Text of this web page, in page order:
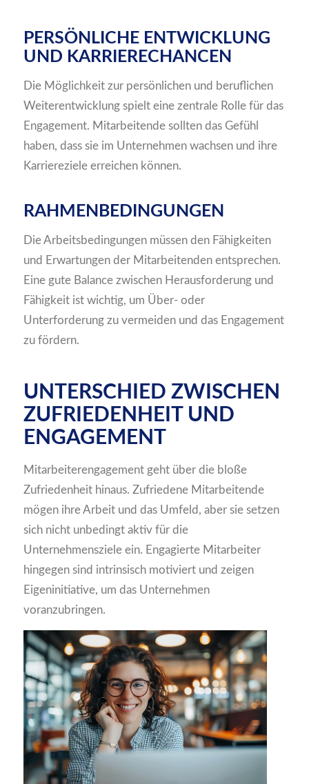
PERSÖNLICHE ENTWICKLUNG
UND KARRIERECHANCEN
Die Möglichkeit zur persönlichen und beruflichen
Weiterentwicklung spielt eine zentrale Rolle für das
Engagement. Mitarbeitende sollten das Gefühl
haben, dass sie im Unternehmen wachsen und ihre
Karriereziele erreichen können.
RAHMENBEDINGUNGEN
Die Arbeitsbedingungen müssen den Fähigkeiten
und Erwartungen der Mitarbeitenden entsprechen.
Eine gute Balance zwischen Herausforderung und
Fähigkeit ist wichtig, um Über- oder
Unterforderung zu vermeiden und das Engagement
zu fördern.
UNTERSCHIED ZWISCHEN
ZUFRIEDENHEIT UND
ENGAGEMENT
Mitarbeiterengagement geht über die bloße
Zufriedenheit hinaus. Zufriedene Mitarbeitende
mögen ihre Arbeit und das Umfeld, aber sie setzen
sich nicht unbedingt aktiv für die
Unternehmensziele ein. Engagierte Mitarbeiter
hingegen sind intrinsisch motiviert und zeigen
Eigeninitiative, um das Unternehmen
voranzubringen.